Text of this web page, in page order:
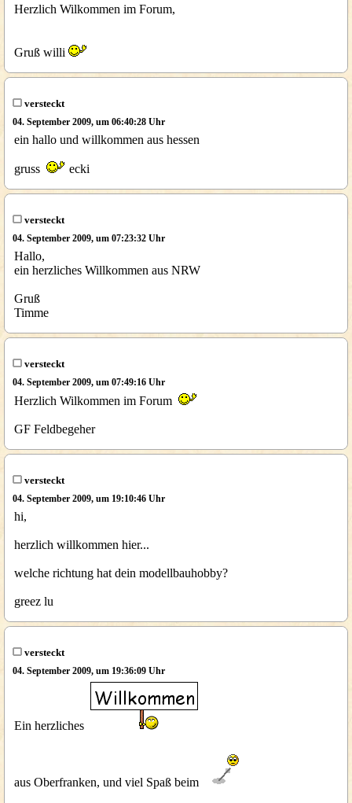
Herzlich Wilkommen im Forum,
Gruß willi
versteckt
04. September 2009, um 06:40:28 Uhr
ein hallo und willkommen aus hessen
gruss ecki
versteckt
04. September 2009, um 07:23:32 Uhr
Hallo,
ein herzliches Willkommen aus NRW
Gruß
Timme
versteckt
04. September 2009, um 07:49:16 Uhr
Herzlich Wilkommen im Forum
GF Feldbegeher
versteckt
04. September 2009, um 19:10:46 Uhr
hi,
herzlich willkommen hier...
welche richtung hat dein modellbauhobby?
greez lu
versteckt
04. September 2009, um 19:36:09 Uhr
Ein herzliches
aus Oberfranken, und viel Spaß beim